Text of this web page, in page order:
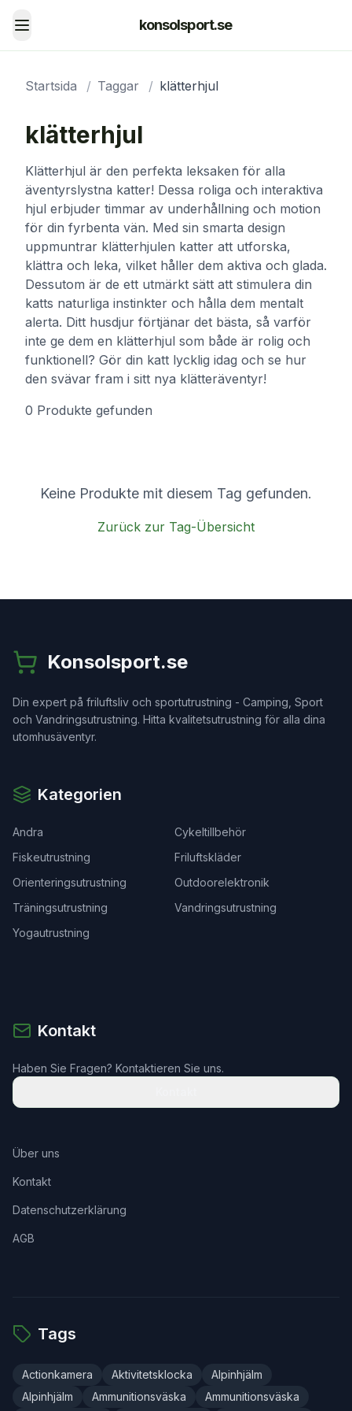
Toggle menu
konsolsport.se
Startsida / Taggar / klätterhjul
klätterhjul
Klätterhjul är den perfekta leksaken för alla
äventyrslystna katter! Dessa roliga och interaktiva
hjul erbjuder timmar av underhållning och motion
för din fyrbenta vän. Med sin smarta design
uppmuntrar klätterhjulen katter att utforska,
klättra och leka, vilket håller dem aktiva och glada.
Dessutom är de ett utmärkt sätt att stimulera din
katts naturliga instinkter och hålla dem mentalt
alerta. Ditt husdjur förtjänar det bästa, så varför
inte ge dem en klätterhjul som både är rolig och
funktionell? Gör din katt lycklig idag och se hur
den svävar fram i sitt nya klätteräventyr!
0 Produkte gefunden
Keine Produkte mit diesem Tag gefunden.
Zurück zur Tag-Übersicht
Konsolsport.se
Din expert på friluftsliv och sportutrustning - Camping, Sport
och Vandringsutrustning. Hitta kvalitetsutrustning för alla dina
utomhusäventyr.
Kategorien
Andra
Cykeltillbehör
Fiskeutrustning
Friluftskläder
Orienteringsutrustning
Outdoorelektronik
Träningsutrustning
Vandringsutrustning
Yogautrustning
Kontakt
Haben Sie Fragen? Kontaktieren Sie uns.
Über uns
Kontakt
Datenschutzerklärung
AGB
Tags
Actionkamera Aktivitetsklocka
Alpinhjälm
Alpinhjälm
Ammunitionsväska Ammunitionsväska